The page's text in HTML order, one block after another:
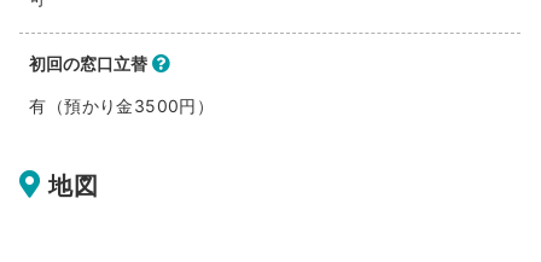
初回の窓口立替
有（預かり金3500円）
地図